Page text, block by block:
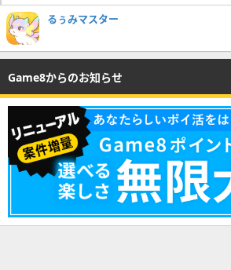
るぅみマスター
Game8からのお知らせ